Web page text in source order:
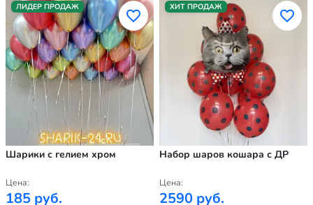
ЛИДЕР ПРОДАЖ
Шарики с гелием хром
Цена:
185 руб.
ХИТ ПРОДАЖ
Набор шаров кошара с ДР
Цена:
2590 руб.